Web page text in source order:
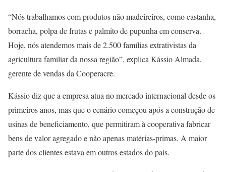
“Nós trabalhamos com produtos não madeireiros, como castanha,
borracha, polpa de frutas e palmito de pupunha em conserva.
Hoje, nós atendemos mais de 2.500 famílias extrativistas da
agricultura familiar da nossa região”, explica Kássio Almada,
gerente de vendas da Cooperacre.
Kássio diz que a empresa atua no mercado internacional desde os
primeiros anos, mas que o cenário começou após a construção de
usinas de beneficiamento, que permitiram à cooperativa fabricar
bens de valor agregado e não apenas matérias-primas. A maior
parte dos clientes estava em outros estados do país.